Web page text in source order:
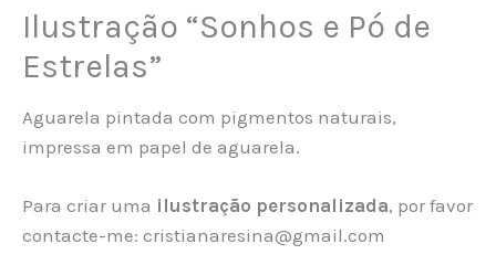
Ilustração “Sonhos e Pó de
Estrelas”
Aguarela pintada com pigmentos naturais,
impressa em papel de aguarela.
Para criar uma ilustração personalizada, por favor
contacte-me: cristianaresina@gmail.com
Pó
de
Estrelas"